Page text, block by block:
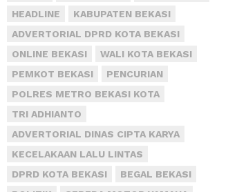
HEADLINE
KABUPATEN BEKASI
ADVERTORIAL DPRD KOTA BEKASI
ONLINE BEKASI
WALI KOTA BEKASI
PEMKOT BEKASI
PENCURIAN
POLRES METRO BEKASI KOTA
TRI ADHIANTO
ADVERTORIAL DINAS CIPTA KARYA
KECELAKAAN LALU LINTAS
DPRD KOTA BEKASI
BEGAL BEKASI